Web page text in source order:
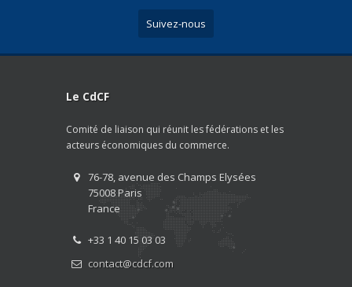
Suivez-nous
Le CdCF
Comité de liaison qui réunit les fédérations et les
acteurs économiques du commerce.
76-78, avenue des Champs Elysées
75008 Paris
France
+33 1 40 15 03 03
contact@cdcf.com